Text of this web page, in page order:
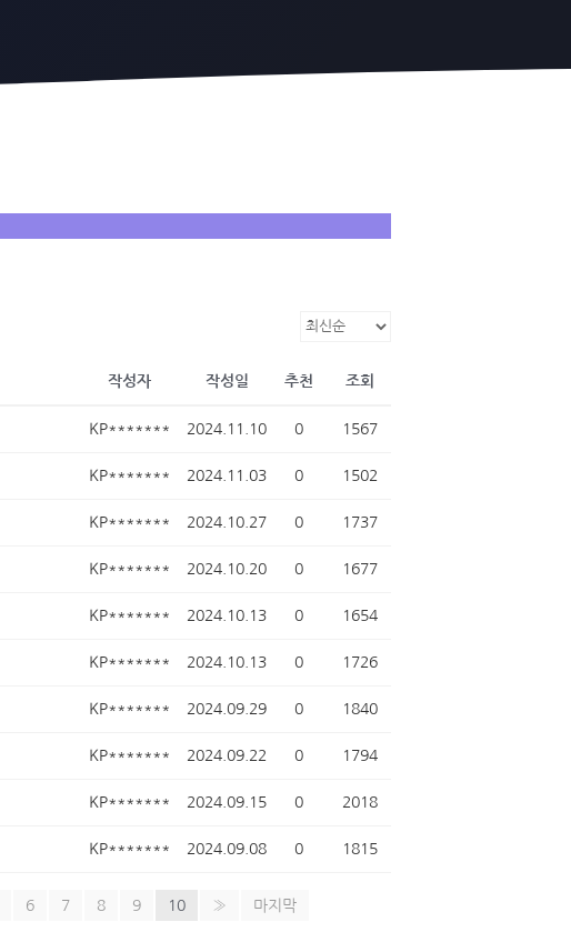
작성자 작성일 추천 조회
KP******* 2024.11.10 0 1567
KP******* 2024.11.03 0 1502
KP******* 2024.10.27 0 1737
KP******* 2024.10.20 0 1677
KP******* 2024.10.13 0 1654
KP******* 2024.10.13 0 1726
KP******* 2024.09.29 0 1840
KP******* 2024.09.22 0 1794
KP******* 2024.09.15 0 2018
KP******* 2024.09.08 0 1815
6 7 8 9 10 » 마지막